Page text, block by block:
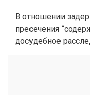
В отношении
пресечения
досудебное